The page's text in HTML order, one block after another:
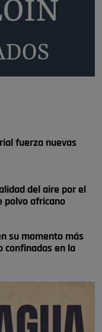
de la
Senado, en la
de la …
de la …
fuerza nuevas
del aire por el
polvo africano
su momento más
confinadas en la